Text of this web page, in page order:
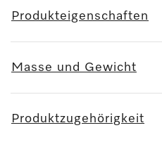
Produkteigenschaften
Masse und Gewicht
Produktzugehörigkeit